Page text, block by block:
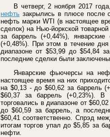
В четверг, 2 ноября 2017
нефть закрылись в плюсе после
нефть марки WTI (в настоящее
сделок) на Нью-йоркской
за баррель (+0,44%),
(+0,48%). При этом в течение
диапазоне от $53,99 до $54,84
последние сделки были
Январские фьючерсы на
настоящее время на них
на $0,13 - до $60,62 за баррель
$60,37 за баррель (+0,23%). В
торговались в диапазоне от
до $60,59 за баррель, а
$60,41 соответственно. Спрэд
итогам торгов упал до $5,85 за
нефти.